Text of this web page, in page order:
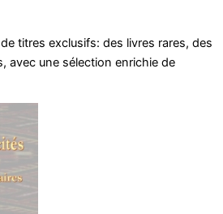
titres exclusifs: des livres rares, des
avec une sélection enrichie de